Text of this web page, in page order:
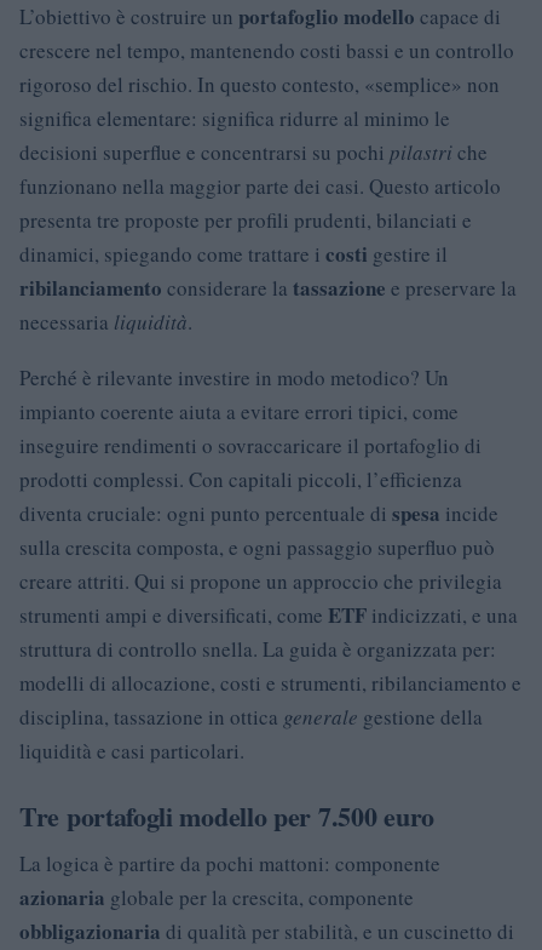
L’obiettivo è costruire un portafoglio modello capace di
crescere nel tempo, mantenendo costi bassi e un controllo
rigoroso del rischio. In questo contesto, «semplice» non
significa elementare: significa ridurre al minimo le
decisioni superflue e concentrarsi su pochi pilastriche
funzionano nella maggior parte dei casi. Questo articolo
presenta tre proposte per profili prudenti, bilanciati e
dinamici, spiegando come trattare i costi gestire il
ribilanciamento considerare la tassazione e preservare la
necessaria liquidità.
Perché è rilevante investire in modo metodico? Un
impianto coerente aiuta a evitare errori tipici, come
inseguire rendimenti o sovraccaricare il portafoglio di
prodotti complessi. Con capitali piccoli, l’efficienza
diventa cruciale: ogni punto percentuale di spesa incide
sulla crescita composta, e ogni passaggio superfluo può
creare attriti. Qui si propone un approccio che privilegia
strumenti ampi e diversificati, come ETF indicizzati, e una
struttura di controllo snella. La guida è organizzata per:
modelli di allocazione, costi e strumenti, ribilanciamento e
disciplina, tassazione in ottica generale gestione della
liquidità e casi particolari.
Tre portafogli modello per 7.500 euro
La logica è partire da pochi mattoni: componente
azionaria globale per la crescita, componente
obbligazionaria di qualità per stabilità, e un cuscinetto di